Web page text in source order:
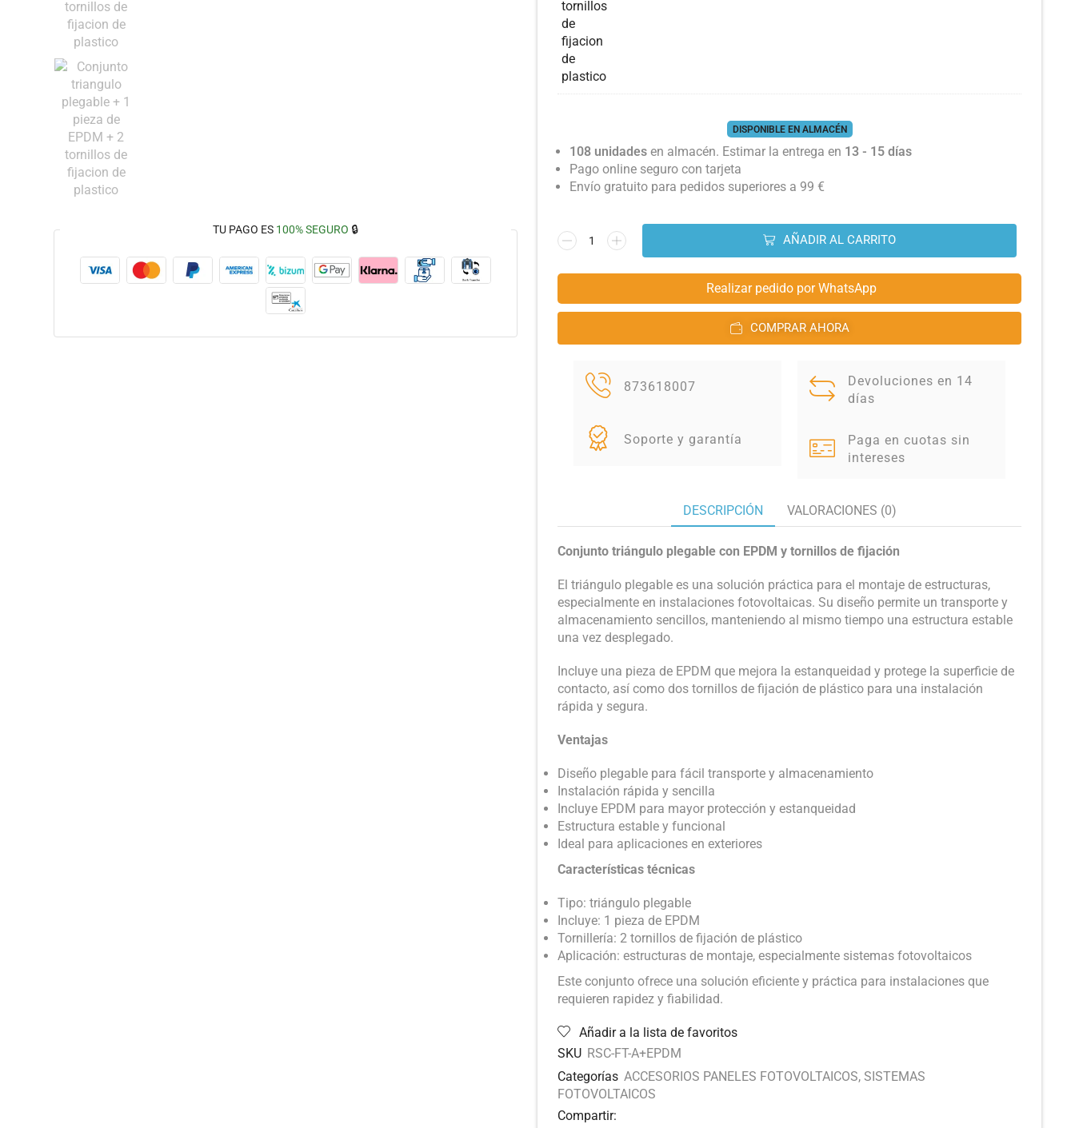
TU PAGO ES 100% SEGURO 🔒
DISPONIBLE EN ALMACÉN
108 unidades en almacén. Estimar la entrega en 13 - 15 días
Pago online seguro con tarjeta
Envío gratuito para pedidos superiores a 99 €
AÑADIR AL CARRITO
Realizar pedido por WhatsApp
COMPRAR AHORA
873618007
Soporte y garantía
Devoluciones en 14
días
Paga en cuotas sin
intereses
DESCRIPCIÓN VALORACIONES (0)
Conjunto triángulo plegable con EPDM y tornillos de fijación
El triángulo plegable es una solución práctica para el montaje de estructuras,
especialmente en instalaciones fotovoltaicas. Su diseño permite un transporte y
almacenamiento sencillos, manteniendo al mismo tiempo una estructura estable
una vez desplegado.
Incluye una pieza de EPDM que mejora la estanqueidad y protege la superficie de
contacto, así como dos tornillos de fijación de plástico para una instalación
rápida y segura.
Ventajas
Diseño plegable para fácil transporte y almacenamiento
Instalación rápida y sencilla
Incluye EPDM para mayor protección y estanqueidad
Estructura estable y funcional
Ideal para aplicaciones en exteriores
Características técnicas
Tipo: triángulo plegable
Incluye: 1 pieza de EPDM
Tornillería: 2 tornillos de fijación de plástico
Aplicación: estructuras de montaje, especialmente sistemas fotovoltaicos
Este conjunto ofrece una solución eficiente y práctica para instalaciones que
requieren rapidez y fiabilidad.
Añadir a la lista de favoritos
SKU RSC-FT-A+EPDM
Categorías ACCESORIOS PANELES FOTOVOLTAICOS, SISTEMAS
FOTOVOLTAICOS
Compartir: